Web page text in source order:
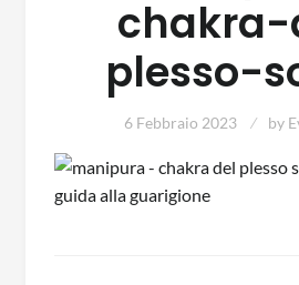
plesso-
6 Febbraio 2023 by